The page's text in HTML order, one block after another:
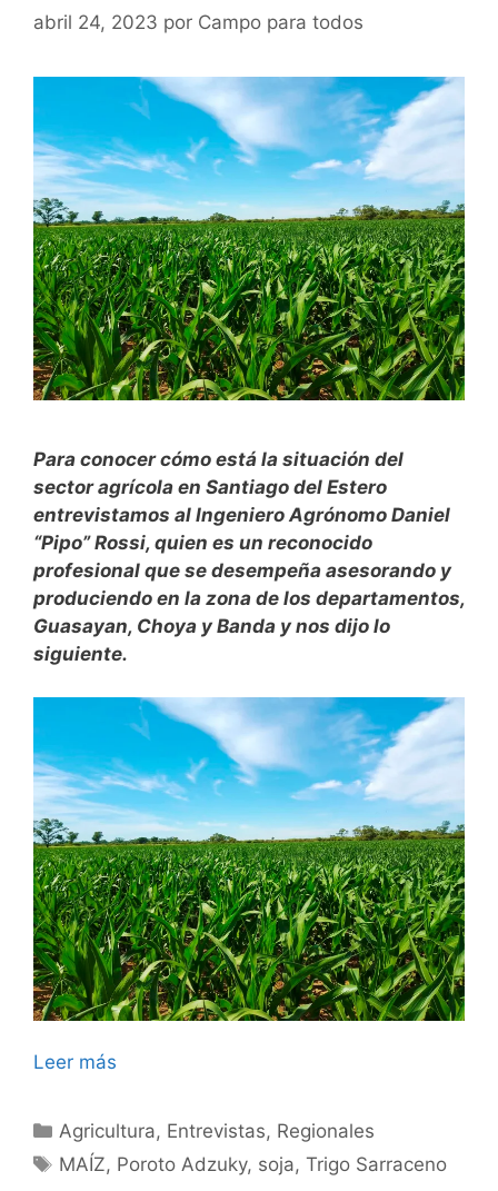
abril 24, 2023 por Campo para todos
Para conocer cómo está la situación del
sector agrícola en Santiago del Estero
entrevistamos al Ingeniero Agrónomo Daniel
“Pipo” Rossi, quien es un reconocido
profesional que se desempeña asesorando y
produciendo en la zona de los departamentos,
Guasayan, Choya y Banda y nos dijo lo
siguiente.
Leer más
Categorías
Agricultura, Entrevistas, Regionales
Etiquetas
MAÍZ, Poroto Adzuky, soja,Trigo Sarraceno